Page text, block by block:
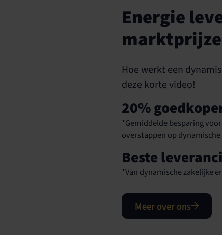
Energie
Hoe werkt een
deze korte video!
20%
*Gemiddelde besparing
overstappen op
Beste
*Van dynamische zakelijke
Meer over ons